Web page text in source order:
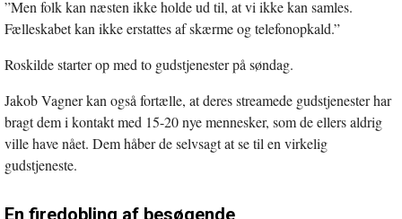
”Men folk kan næsten ikke holde ud til, at vi ikke kan samles.
Fælleskabet kan ikke erstattes af skærme og telefonopkald.”
Roskilde starter op med to gudstjenester på søndag.
Jakob Vagner kan også fortælle, at deres streamede gudstjenester har
bragt dem i kontakt med 15-20 nye mennesker, som de ellers aldrig
ville have nået. Dem håber de selvsagt at se til en virkelig
gudstjeneste.
En firedobling af besøgende